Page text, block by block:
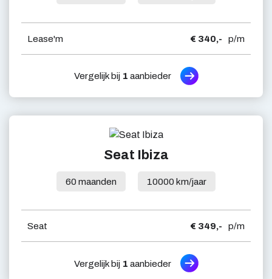
Lease'm € 340,- p/m
Vergelijk bij 1 aanbieder
Seat Ibiza
60 maanden 10000 km/jaar
Seat € 349,- p/m
Vergelijk bij 1 aanbieder